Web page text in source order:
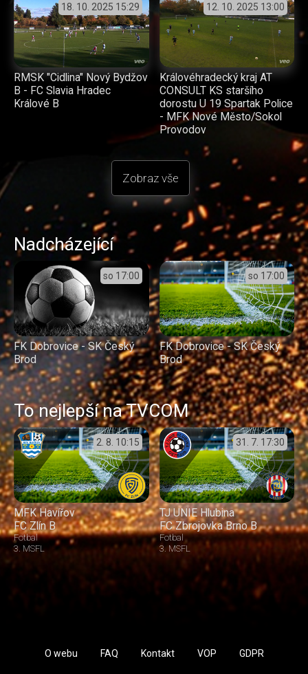
18. 10. 2025 15:29
RMSK "Cidlina" Nový Bydžov
B - FC Slavia Hradec
Králové B
12. 10. 2025 13:00
Královéhradecký kraj AT
CONSULT KS staršího
dorostu U 19 Spartak Police
- MFK Nové Město/Sokol
Provodov
Zobraz vše
Nadcházející
so 17:00
FK Dobrovice - SK Český
Brod
so 17:00
FK Dobrovice - SK Český
Brod
To nejlepší na TVCOM
2. 8. 10:15
MFK Havířov
FC Zlín B
Fotbal
3. MSFL
31. 7. 17:30
TJ UNIE Hlubina
FC Zbrojovka Brno B
Fotbal
3. MSFL
O webu FAQ Kontakt VOP GDPR